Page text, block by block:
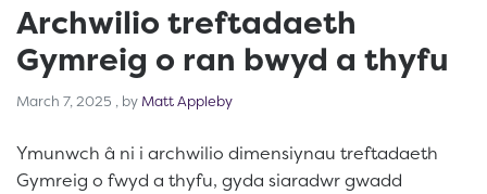
Archwilio treftadaeth
Gymreig o ran bwyd a thyfu
March 7, 2025 March 7, 2025
, by Matt Appleby
Ymunwch â ni i archwilio dimensiynau treftadaeth
Gymreig o fwyd a thyfu, gyda siaradwr gwadd